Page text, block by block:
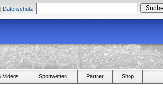
| Datenschutz
Videos Sportwetten Partner Shop